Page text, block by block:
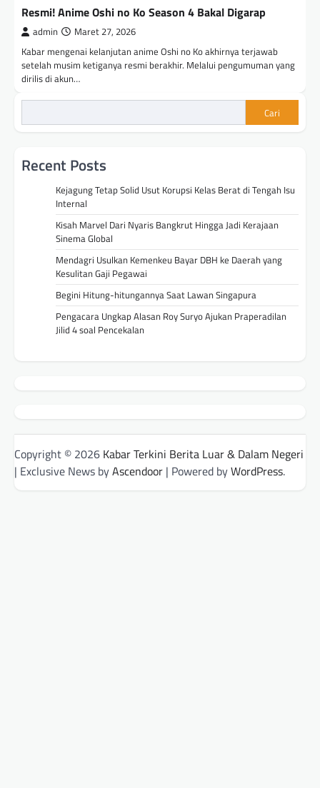
Resmi! Anime Oshi no Ko Season 4 Bakal Digarap
admin Maret 27, 2026
Kabar mengenai kelanjutan anime Oshi no Ko akhirnya terjawab
setelah musim ketiganya resmi berakhir. Melalui pengumuman yang
dirilis di akun…
Cari
Recent Posts
Kejagung Tetap Solid Usut Korupsi Kelas Berat di Tengah Isu
Internal
Kisah Marvel Dari Nyaris Bangkrut Hingga Jadi Kerajaan
Sinema Global
Mendagri Usulkan Kemenkeu Bayar DBH ke Daerah yang
Kesulitan Gaji Pegawai
Begini Hitung-hitungannya Saat Lawan Singapura
Pengacara Ungkap Alasan Roy Suryo Ajukan Praperadilan
Jilid 4 soal Pencekalan
Copyright © 2026 Kabar Terkini Berita Luar & Dalam Negeri
| Exclusive News byAscendoor | Powered byWordPress.